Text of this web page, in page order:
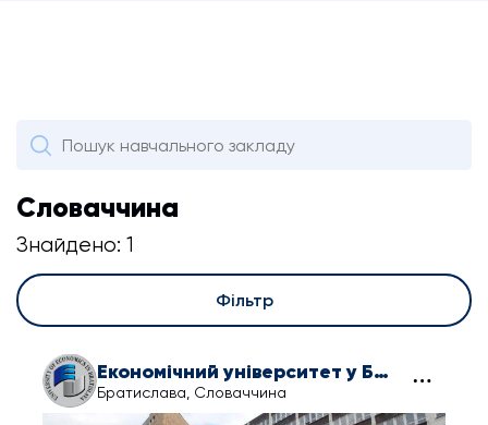
Словаччина
Знайдено: 1
Фільтр
Економічний університет у Братиславі
Братислава, Словаччина